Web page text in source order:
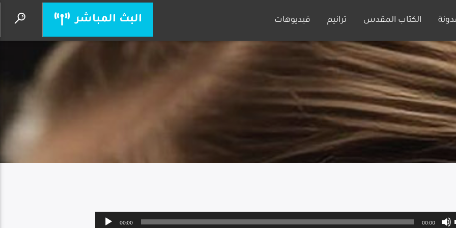
فيديوهات ترانيم الكتاب المقدس البث المباشر
ماتخافش
Audio
00:00 00:00